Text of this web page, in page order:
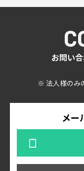
お問い
※ 法人様のみ
メー